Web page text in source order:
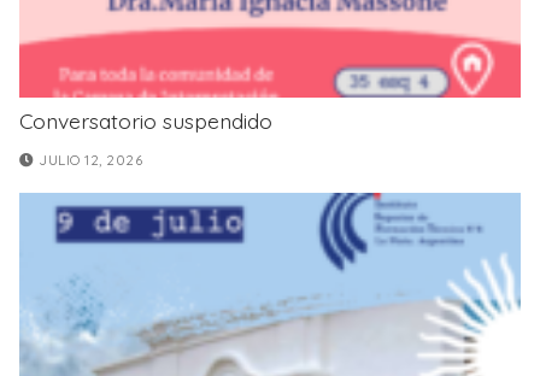
Conversatorio suspendido
JULIO 12, 2026